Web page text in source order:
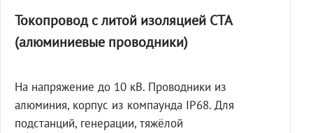
Токопровод с литой изоляцией СТА
(алюминиевые проводники)
На напряжение до 10 кВ. Проводники из
алюминия, корпус из компаунда IP68. Для
подстанций, генерации, тяжёлой